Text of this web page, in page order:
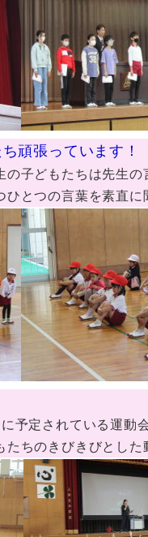
頑張っています！
子どもたちは先生
とつの言葉を素直
予定されている運動
ちのきびきびとした